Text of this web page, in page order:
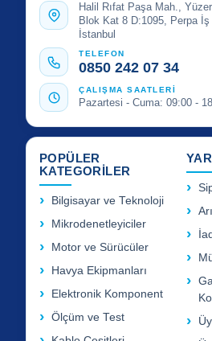
Halil Rıfat Paşa Mah.,
Blok Kat 8 D:1095, Perpa
İstanbul
TELEFON
0850 242 07 34
ÇALIŞMA SAATLERİ
Pazartesi - Cuma: 09:00 -
POPÜLER
KATEGORİLER
Bilgisayar ve Teknoloji
Mikrodenetleyiciler
Motor ve Sürücüler
Havya Ekipmanları
Elektronik Komponent
Ölçüm ve Test